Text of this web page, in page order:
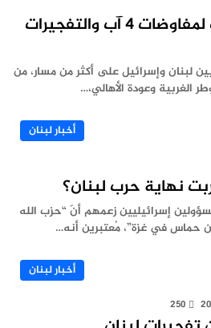
حرب لبنان: تحضيرات لمفاوضات 4 آب والتفجيرات
لبنان وإسرائيل على أكثر من مسار، من
الغربية وعودة الأهالي،…
أخبار لبنان
نهاية حرب لبنان؟
إسرائيليين زعمهم أنّ “حزب الله
حماس في غزة”، مُعتبرين أنه…
أخبار لبنان
250